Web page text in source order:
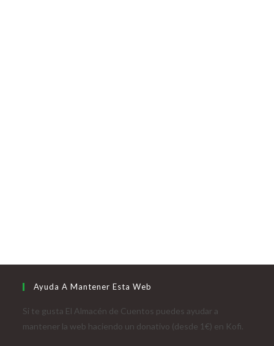
Ayuda A Mantener Esta Web
Si te gusta El Almacén de Cuentos puedes ayudar a
mantener la web haciendo un donativo (desde 1€) en Kofi.